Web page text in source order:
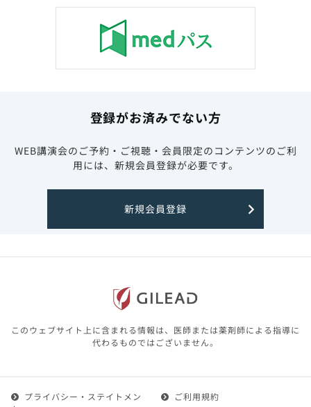
登録がお済みでない方
WEB講演会のご予約・ご視聴・会員限定のコンテンツのご利
用には、新規会員登録が必要です。
新規会員登録
このウェブサイト上に含まれる情報は、医師または薬剤師による指導に
代わるものではございません。
プライバシー・ステイトメン
ご利用規約